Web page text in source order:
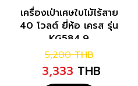
เครื่องเป่าเศษใบไม้ไร้สาย
40 โวลต์ ยี่ห้อ เครส รุ่น
KG584.9
5,200 THB
3,333 THB